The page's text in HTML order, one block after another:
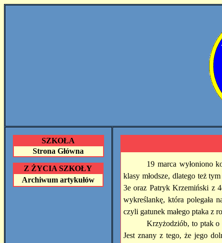
SZKOŁA
Strona Główna
Z ŻYCIA SZKOŁY
Archiwum artykułów
19 marca wyłoniono
klasy młodsze, dlatego też
3e oraz Patryk Krzemiński z
wykreślankę, która polegała
czyli gatunek małego ptaka z
Krzyżodziób, to ptak o
Jest znany z tego, że jego